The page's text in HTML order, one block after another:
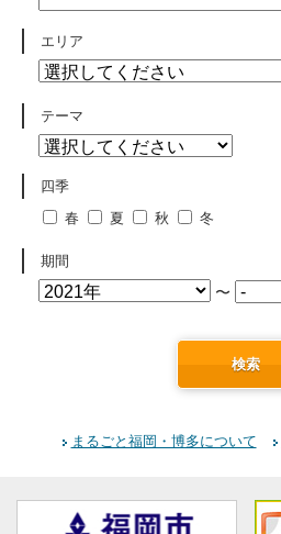
エリア
テーマ
四季
春
夏 秋 冬
期間
〜
検索
まるごと福岡・博多について